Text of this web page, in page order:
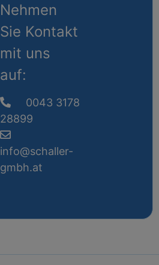
Nehmen
Sie Kontakt
mit uns
auf:
0043 3178
28899
info@schaller-
gmbh.at